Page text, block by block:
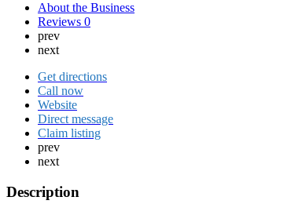
About the Business
Reviews 0
prev
next
Get directions
Call now
Website
Direct message
Claim listing
prev
next
Description